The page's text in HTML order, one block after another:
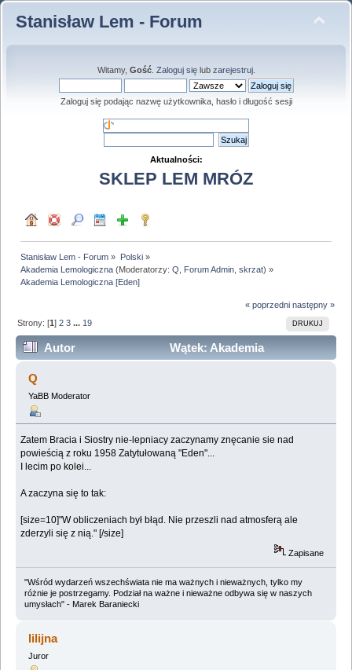
Stanisław Lem - Forum
Witamy, Gość. Zaloguj sięlub zarejestruj.
Zaloguj się podając nazwę użytkownika, hasło i długość sesji
Aktualności:
SKLEP LEM MRÓZ
Stanisław Lem - Forum » Polski»
Akademia Lemologiczna (Moderatorzy:Q Forum Admin ,skrzat) »
Akademia Lemologiczna [Eden]
« poprzedni następny »
DRUKUJ
Strony: [1]2 3 ... 19
Autor
Wątek: Akademia
Lemologiczna [Eden] (Przeczytany 757922 razy)
Q
YaBB Moderator
Zatem Bracia i Siostry nie-lepniacy zaczynamy znęcanie sie nad
powieścią z roku 1958 Zatytułowaną "Eden"...
I lecim po kolei...
A zaczyna się to tak:
[size=10]"W obliczeniach był błąd. Nie przeszli nad atmosferą ale
zderzyli się z nią." [/size]
Zapisane
"Wśród wydarzeń wszechświata nie ma ważnych i nieważnych, tylko my
różnie je postrzegamy. Podział na ważne i nieważne odbywa się w naszych
umysłach" - Marek Baraniecki
lilijna
Juror